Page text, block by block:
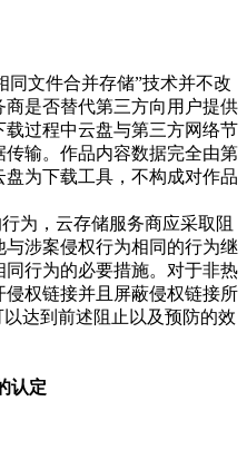
文件合并存储”技术并不改
是否替代第三方向用户提供
过程中云盘与第三方网络节
输。作品内容数据完全由第
为下载工具，不构成对作品
，云存储服务商应采取阻
涉案侵权行为相同的行为继
行为的必要措施。对于非热
权链接并且屏蔽侵权链接所
达到前述阻止以及预防的效
认定